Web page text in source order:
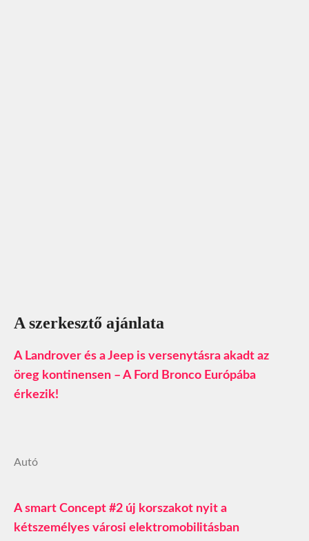
A szerkesztő ajánlata
A Landrover és a Jeep is versenytásra akadt az
öreg kontinensen – A Ford Bronco Európába
érkezik!
Autó
A smart Concept #2 új korszakot nyit a
kétszemélyes városi elektromobilitásban